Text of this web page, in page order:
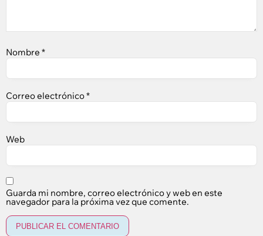
Nombre *
Correo electrónico*
Web
Guarda mi nombre, correo electrónico y web en este
navegador para la próxima vez que comente.